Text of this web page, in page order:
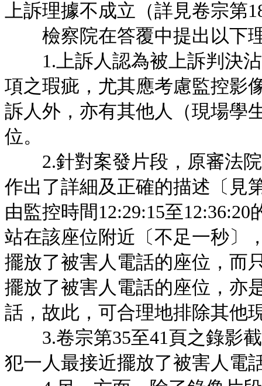
上訴理據不成立（詳見卷宗第
檢察院在答覆中提出以下
1.上訴人認為被上訴判決沾
項之瑕疵，尤其應考慮監控影
訴人外，亦有其他人（現場學
位。
2.針對案發片段，原審法院
作出了詳細及正確的描述〔見
由監控時間12:29:15至
站在該座位附近〔不足一秒〕
擺放了被害人電話的座位，而
擺放了被害人電話的座位，亦
話，故此，可合理地排除其他
3.卷宗第35至41頁之錄影截
犯一人最接近擺放了被害人電